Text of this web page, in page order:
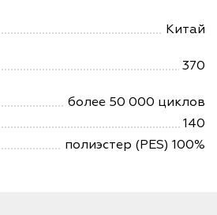
Китай
370
более 50 000 циклов
140
полиэстер (PES) 100%